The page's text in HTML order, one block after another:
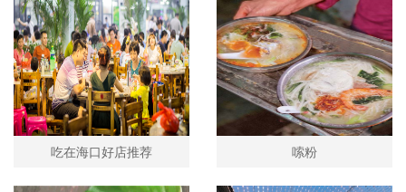
吃在海口好店推荐 嗦粉